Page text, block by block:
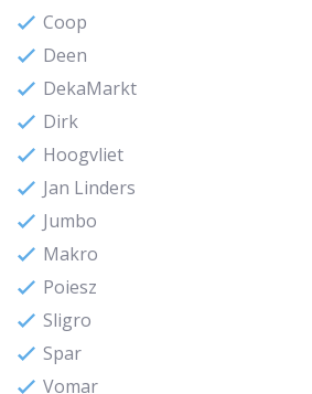
Coop
Deen
DekaMarkt
Dirk
Hoogvliet
Jan Linders
Jumbo
Makro
Poiesz
Sligro
Spar
Vomar